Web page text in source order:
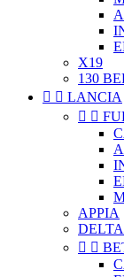
X19
130
  LANCIA
 
APPIA
DELTA
 